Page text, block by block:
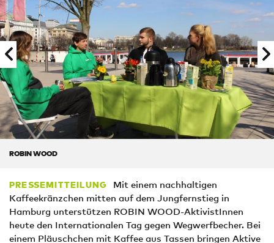
ROBIN WOOD
PRESSEMITTEILUNG
Mit einem nachhaltigen
Kaffeekränzchen mitten auf dem Jungfernstieg in
Hamburg unterstützen ROBIN WOOD-AktivistInnen
heute den Internationalen Tag gegen Wegwerfbecher. Bei
einem Pläuschchen mit Kaffee aus Tassen bringen Aktive